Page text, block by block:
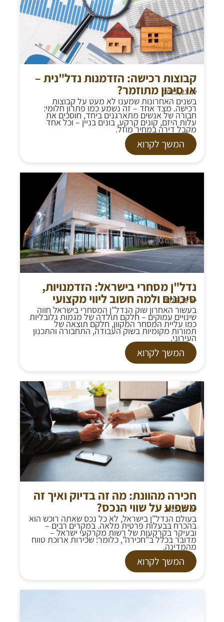
קבוצות רכישה: הזדמנות נדל"נית –
או סיכון מתוזמר?
יוני 23, 2025
בשנים האחרונות שמענו לא מעט על קבוצות
רכישה. מצד אחד – זה נשמע כמו פתרון חלומי:
חבורה של אנשים מתארגנים ביחד, חוסכים את
עלות היזם, קונים קרקע, בונים בניין – וכל אחד
מקבל דירה במחיר מוזל.
המשך לקרוא
נדל"ן מסחרי בישראל: הזדמנויות,
סיכונים ולמה חשוב ליווי מקצועי
יוני 19, 2025
בעשור האחרון שוק הנדל"ן המסחרי בישראל חווה
שינויים עמוקים – חלקם תולדה של מגמות גלובליות
כמו עליית המסחר המקוון, חלקם תוצאה של
תמורות מקומיות בשוק העבודה, התחבורה והתכנון
העירוני.
המשך לקרוא
חכירה מהוונת: מה זה בדיוק ואיך זה
משפיע על שווי הנכס?
יוני 19, 2025
בעולם הנדל"ן בישראל, לא כל נכס שאתה רוכש הוא
בהכרח בבעלות פרטית מלאה. במקרים רבים –
ובעיקר בקרקעות של רשות מקרקעי ישראל –
מדובר בכלל ב"חכירה", כלומר: שכירות ארוכת טווח
מהמדינה.
המשך לקרוא